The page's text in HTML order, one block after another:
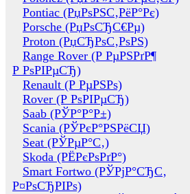
Pontiac (РџРѕРЅС‚РёР°Рє)
Porsche (РџРѕСЂС€Рµ)
Proton (РџСЂРѕС‚РѕРЅ)
Range Rover (Р РµРЅРґР¶
Р РѕРІРµСЂ)
Renault (Р РµРЅРѕ)
Rover (Р РѕРІРµСЂ)
Saab (РЎР°Р°Р±)
Scania (РЎРєР°РЅРёСЏ)
Seat (РЎРµР°С‚)
Skoda (РЁРєРѕРґР°)
Smart Fortwo (РЎРјР°СЂС‚
Р¤РѕСЂРІРѕ)